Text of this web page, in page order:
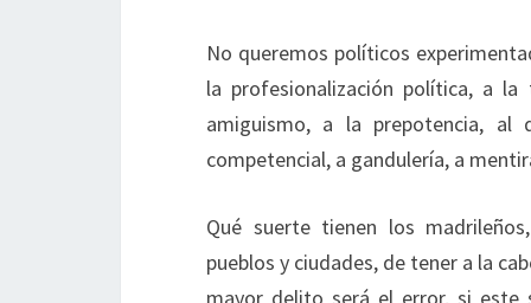
No queremos políticos
la profesionalización política, a
amiguismo, a la prepotencia, al
competencial, a gandulería, a
Qué suerte tienen los
pueblos y ciudades, de tener a la